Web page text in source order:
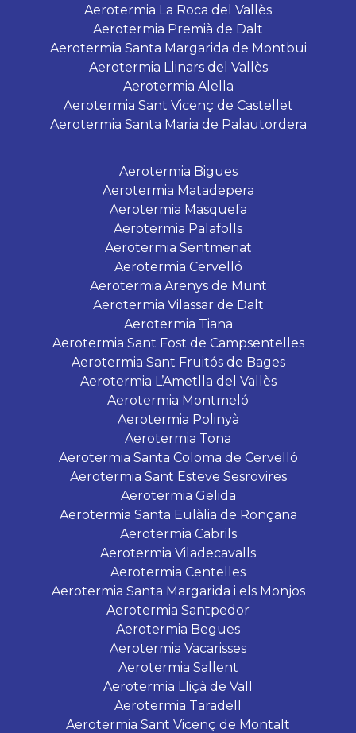
Aerotermia La Roca del Vallès
Aerotermia Premià de Dalt
Aerotermia Santa Margarida de Montbui
Aerotermia Llinars del Vallès
Aerotermia Alella
Aerotermia Sant Vicenç de Castellet
Aerotermia Santa Maria de Palautordera
Aerotermia Bigues
Aerotermia Matadepera
Aerotermia Masquefa
Aerotermia Palafolls
Aerotermia Sentmenat
Aerotermia Cervelló
Aerotermia Arenys de Munt
Aerotermia Vilassar de Dalt
Aerotermia Tiana
Aerotermia Sant Fost de Campsentelles
Aerotermia Sant Fruitós de Bages
Aerotermia L’Ametlla del Vallès
Aerotermia Montmeló
Aerotermia Polinyà
Aerotermia Tona
Aerotermia Santa Coloma de Cervelló
Aerotermia Sant Esteve Sesrovires
Aerotermia Gelida
Aerotermia Santa Eulàlia de Ronçana
Aerotermia Cabrils
Aerotermia Viladecavalls
Aerotermia Centelles
Aerotermia Santa Margarida i els Monjos
Aerotermia Santpedor
Aerotermia Begues
Aerotermia Vacarisses
Aerotermia Sallent
Aerotermia Lliçà de Vall
Aerotermia Taradell
Aerotermia Sant Vicenç de Montalt